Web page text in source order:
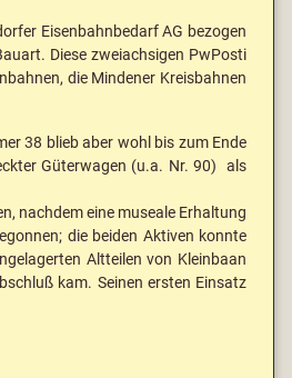
Eisenbahnbedarf AG bezogen
Diese zweiachsigen PwPosti
die Mindener Kreisbahnen
38 blieb aber wohl bis zum Ende
Güterwagen (u.a. Nr. 90) als
nachdem eine museale Erhaltung
die beiden Aktiven konnte
Altteilen von Kleinbaan
kam. Seinen ersten Einsatz